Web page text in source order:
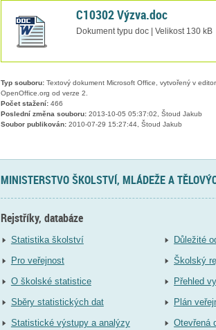
C10302 Výzva.doc
Dokument typu doc | Velikost 130 kB
Typ souboru:Textový dokument Microsoft Office, vytvořený v
OpenOffice.org od verze 2.
Počet stažení:466
Poslední změna souboru:2013-10-05 05:37:02, Štoud Jakub
Soubor publikován:2010-07-29 15:27:44, Štoud Jakub
MINISTERSTVO ŠKOLSTVÍ, MLÁDEŽE A
Rejstříky, databáze
Statistika školství
Pro veřejnost
O školské statistice
Sběry statistických dat
Statistické výstupy a analýzy
Důležité
Školský
Přehled
Plán
Otevřená